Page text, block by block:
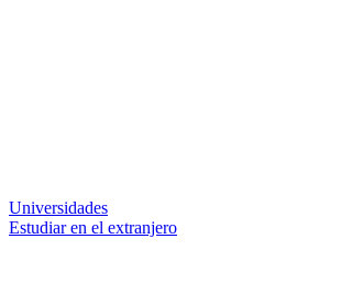
Universidades
Estudiar en el extranjero